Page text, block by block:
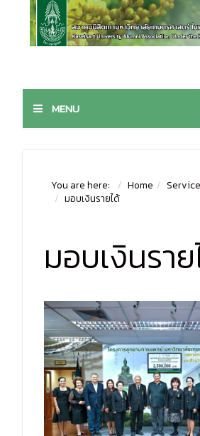
MENU
You are here: Home
มอบเงินรายได้
มอบเงินรา